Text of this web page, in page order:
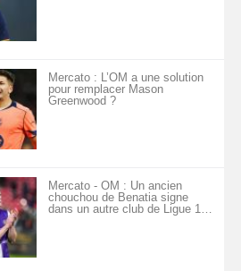
Mercato : L’OM a une solution
pour remplacer Mason
Greenwood ?
Mercato - OM : Un ancien
chouchou de Benatia signe
dans un autre club de Ligue 1…